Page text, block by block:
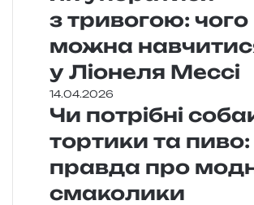
з тривогою: чого
можна
у Ліонеля Мессі
14.04.2026
Чи потрібні
тортики та пиво:
правда про
смаколики